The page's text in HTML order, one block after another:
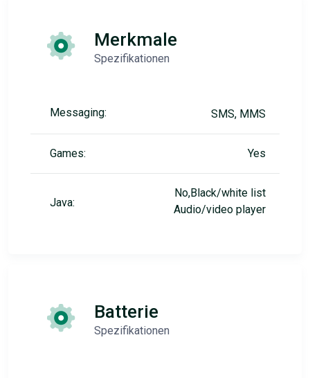
Merkmale
Spezifikationen
Messaging: SMS, MMS
Games: Yes
Java:
No,Black/white list
Audio/video player
Batterie
Spezifikationen